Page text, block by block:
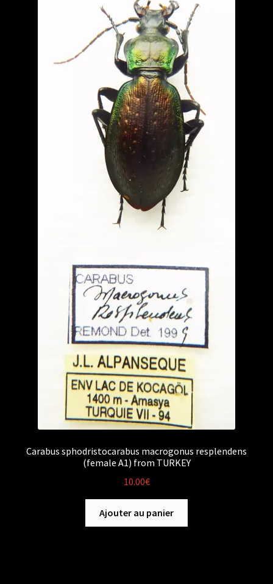
Carabus sphodristocarabus macrogonus resplendens
(female A1) from TURKEY
10.00€
Ajouter au panier